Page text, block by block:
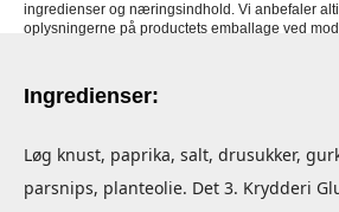
ingredienser og næringsindhold. Vi anbefaler
oplysningerne på productets emballage ved
Ingredienser:
Løg knust, paprika, salt, drusukker,
parsnips, planteolie. Det 3. Krydderi